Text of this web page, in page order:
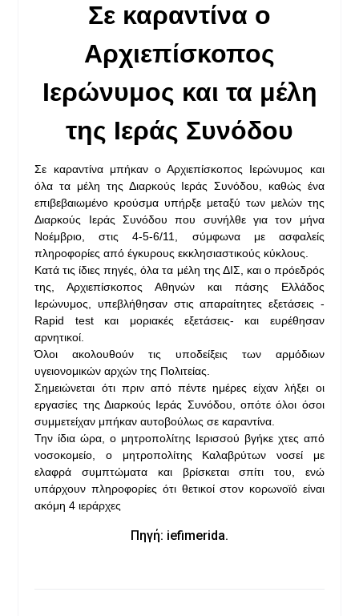
Σε καραντίνα ο
Αρχιεπίσκοπος
Ιερώνυμος και τα μέλη
της Ιεράς Συνόδου
Σε καραντίνα μπήκαν ο Αρχιεπίσκοπος Ιερώνυμος και
όλα τα μέλη της Διαρκούς Ιεράς Συνόδου, καθώς ένα
επιβεβαιωμένο κρούσμα υπήρξε μεταξύ των μελών της
Διαρκούς Ιεράς Συνόδου που συνήλθε για τον μήνα
Νοέμβριο, στις 4-5-6/11, σύμφωνα με ασφαλείς
πληροφορίες από έγκυρους εκκλησιαστικούς κύκλους.
Κατά τις ίδιες πηγές, όλα τα μέλη της ΔΙΣ, και ο πρόεδρός
της, Αρχιεπίσκοπος Αθηνών και πάσης Ελλάδος
Ιερώνυμος, υπεβλήθησαν στις απαραίτητες εξετάσεις -
Rapid test και μοριακές εξετάσεις- και ευρέθησαν
αρνητικοί.
Όλοι ακολουθούν τις υποδείξεις των αρμόδιων
υγειονομικών αρχών της Πολιτείας.
Σημειώνεται ότι πριν από πέντε ημέρες είχαν λήξει οι
εργασίες της Διαρκούς Ιεράς Συνόδου, οπότε όλοι όσοι
συμμετείχαν μπήκαν αυτοβούλως σε καραντίνα.
Την ίδια ώρα, ο μητροπολίτης Ιερισσού βγήκε χτες από
νοσοκομείο, ο μητροπολίτης Καλαβρύτων νοσεί με
ελαφρά συμπτώματα και βρίσκεται σπίτι του, ενώ
υπάρχουν πληροφορίες ότι θετικοί στον κορωνοϊό είναι
ακόμη 4 ιεράρχες
Πηγή: iefimerida.